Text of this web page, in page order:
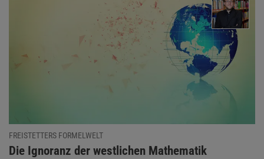
FREISTETTERS FORMELWELT
:
Die Ignoranz der westlichen Mathematik